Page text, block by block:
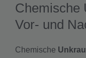
Chemische
Vor- und
Chemische